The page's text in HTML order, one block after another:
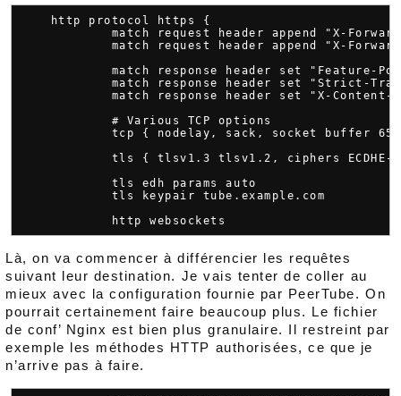
    http protocol https {
match request header append "X-
match request header append "X-
match response header set "Feature-
match response header set "Strict-
match response header set "X-Content-
            # Various TCP options
tcp { nodelay, sack, socket buffer
tls { tlsv1.3 tlsv1.2, ciphers
            tls edh params auto
            tls keypair tube.example.com
Là, on va commencer à différencier les requêtes
suivant leur destination. Je vais tenter de coller au
mieux avec la configuration fournie par PeerTube. On
pourrait certainement faire beaucoup plus. Le fichier
de conf’ Nginx est bien plus granulaire. Il restreint par
exemple les méthodes HTTP authorisées, ce que je
n’arrive pas à faire.